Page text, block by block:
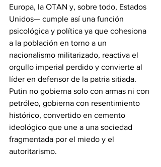
Europa, la OTAN y, sobre todo, Estados
Unidos— cumple así una función
psicológica y política ya que cohesiona
a la población en torno a un
nacionalismo militarizado, reactiva el
orgullo imperial perdido y convierte al
líder en defensor de la patria sitiada.
Putin no gobierna solo con armas ni con
petróleo, gobierna con resentimiento
histórico, convertido en cemento
ideológico que une a una sociedad
fragmentada por el miedo y el
autoritarismo.